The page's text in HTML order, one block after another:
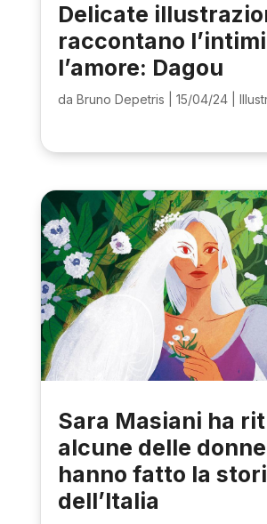
Delicate
raccontano
l’amore: Dagou
da Bruno Depetris 15/04/24|
Sara Masiani ha
alcune delle
hanno fatto la
dell’Italia